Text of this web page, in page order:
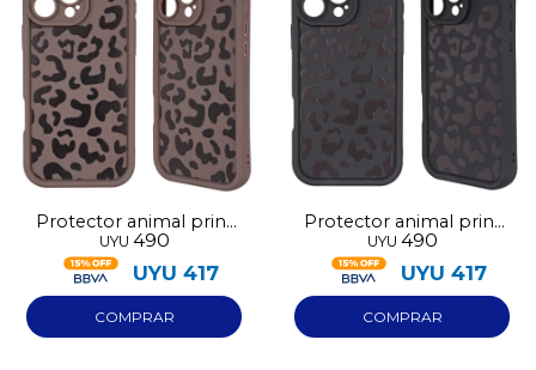
Protector animal print
marrón Iphone 17
UYU 490
UYU 417
Protector animal print
negro Iphone 13
UYU 490
UYU 417